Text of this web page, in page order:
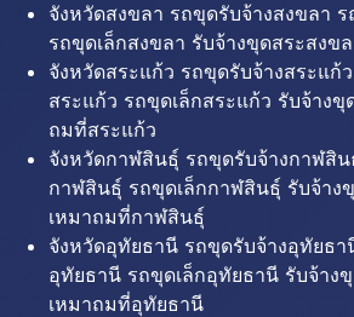
จังหวัดสงขลา รถขุดรับจ้างสงขลา
รถขุดเล็กสงขลา รับจ้างขุดสระสงข
จังหวัดสระแก้ว รถขุดรับจ้างสระแก้
สระแก้ว รถขุดเล็กสระแก้ว รับจ้างขุ
ถมที่สระแก้ว
จังหวัดกาฬสินธุ์ รถขุดรับจ้างกาฬสิ
กาฬสินธุ์ รถขุดเล็กกาฬสินธุ์ รับจ้าง
เหมาถมที่กาฬสินธุ์
จังหวัดอุทัยธานี รถขุดรับจ้างอุทัยธา
อุทัยธานี รถขุดเล็กอุทัยธานี รับจ้าง
เหมาถมที่อุทัยธานี